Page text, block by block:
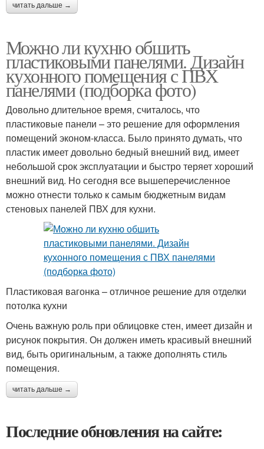
читать дальше →
Можно ли кухню обшить
пластиковыми панелями. Дизайн
кухонного помещения с ПВХ
панелями (подборка фото)
Довольно длительное время, считалось, что
пластиковые панели – это решение для оформления
помещений эконом-класса. Было принято думать, что
пластик имеет довольно бедный внешний вид, имеет
небольшой срок эксплуатации и быстро теряет хороший
внешний вид. Но сегодня все вышеперечисленное
можно отнести только к самым бюджетным видам
стеновых панелей ПВХ для кухни.
Пластиковая вагонка – отличное решение для отделки
потолка кухни
Очень важную роль при облицовке стен, имеет дизайн и
рисунок покрытия. Он должен иметь красивый внешний
вид, быть оригинальным, а также дополнять стиль
помещения.
читать дальше →
Последние обновления на сайте: